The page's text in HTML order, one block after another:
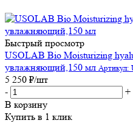
Быстрый просмотр
USOLAB Bio Moisturizing
увлажняющий,150 мл Артикул:
5 250 ₽/шт
-
+
В корзину
Купить в 1 клик